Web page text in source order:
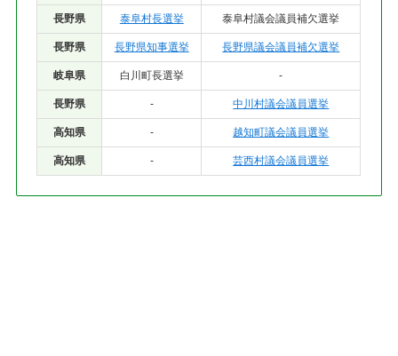
長野県 泰阜村長選挙 泰阜村議会議員補欠選挙
長野県 長野県知事選挙 長野県議会議員補欠選挙
岐阜県 白川町長選挙 -
長野県 - 中川村議会議員選挙
高知県 - 越知町議会議員選挙
高知県 - 芸西村議会議員選挙